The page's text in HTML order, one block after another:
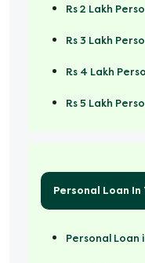
Rs 2 Lakh
Rs 3 Lakh
Rs 4 Lakh
Rs 5 Lakh
Personal Loan In
Personal Loan